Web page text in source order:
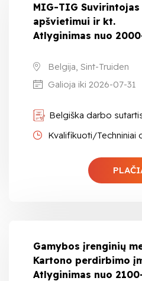
MIG-TIG
apšvietimui ir kt.
Atlyginimas nuo
Belgija, Sint-Truiden
Galioja iki 2026-07-31
Belgiška darbo
Kvalifikuoti/Techniniai
Gamybos įrenginių
Kartono perdirbimo
Atlyginimas nuo